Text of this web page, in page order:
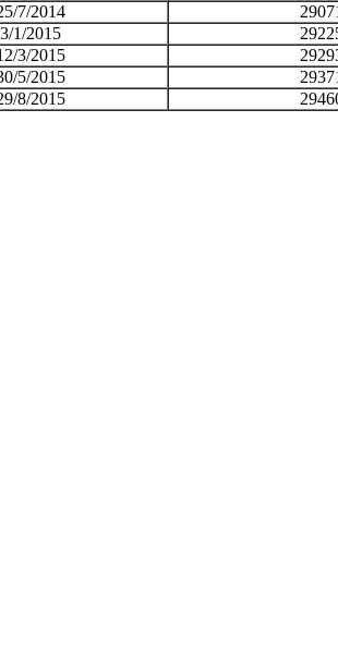
7/2014
3/1/2015
3/2015
5/2015
8/2015